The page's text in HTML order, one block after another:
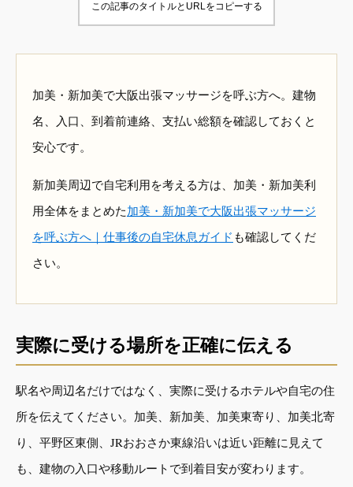
この記事のタイトルとURLをコピーする
加美・新加美で大阪出張マッサージを呼ぶ方へ。建物
名、入口、到着前連絡、支払い総額を確認しておくと
安心です。
新加美周辺で自宅利用を考える方は、加美・新加美利
用全体をまとめた加美・新加美で大阪出張マッサージ
を呼ぶ方へ｜仕事後の自宅休息ガイド も確認してくだ
さい。
実際に受ける場所を正確に伝える
駅名や周辺名だけではなく、実際に受けるホテルや自宅の住
所を伝えてください。加美、新加美、加美東寄り、加美北寄
り、平野区東側、JRおおさか東線沿いは近い距離に見えて
も、建物の入口や移動ルートで到着目安が変わります。